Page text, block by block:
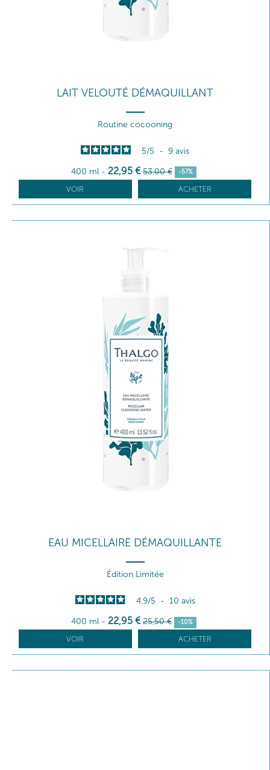
LAIT VELOUTÉ DÉMAQUILLANT
Routine cocooning
5/5 - 9 avis
400 ml - 22,95 € 53,00 € -57%
VOIR ACHETER
EAU MICELLAIRE DÉMAQUILLANTE
Édition Limitée
4.9/5 - 10 avis
400 ml - 22,95 € 25,50 € -10%
VOIR ACHETER